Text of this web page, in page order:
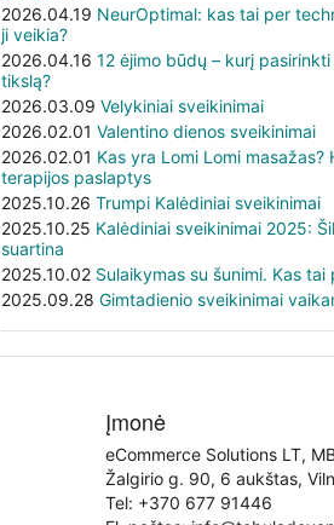
2026.04.19 NeurOptimal: kas tai per
ji veikia?
2026.04.16 12 ėjimo būdų – kurį
tikslą?
2026.03.09 Velykiniai sveikinimai
2026.02.01 Valentino dienos sveikinimai
2026.02.01 Kas yra Lomi Lomi masažas?
terapijos paslaptys
2025.10.26 Trumpi Kalėdiniai sveikinimai
2025.10.25 Kalėdiniai sveikinimai 2025:
suartina
2025.10.02 Sulaikymas su šunimi. Kas tai
2025.09.28 Gimtadienio sveikinimai
Įmonė
eCommerce Solutions LT,
Žalgirio g. 90, 6 aukštas,
Tel: +370 677 91446